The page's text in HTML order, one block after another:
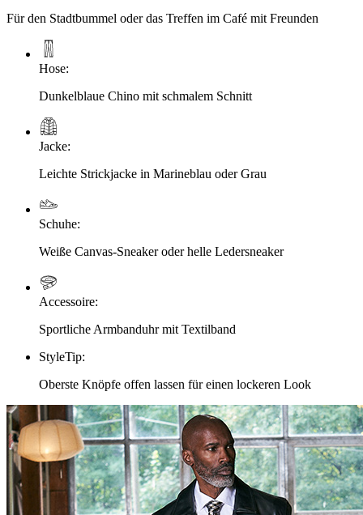
Für den Stadtbummel oder das Treffen im Café mit Freunden
Hose:
Dunkelblaue Chino mit schmalem Schnitt
Jacke:
Leichte Strickjacke in Marineblau oder Grau
Schuhe:
Weiße Canvas-Sneaker oder helle Ledersneaker
Accessoire:
Sportliche Armbanduhr mit Textilband
StyleTip:
Oberste Knöpfe offen lassen für einen lockeren Look